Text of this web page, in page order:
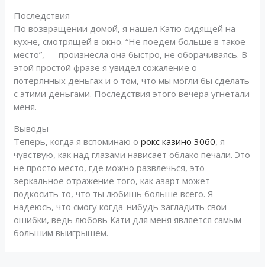
Последствия
По возвращении домой, я нашел Катю сидящей на
кухне, смотрящей в окно. “Не поедем больше в такое
место”, — произнесла она быстро, не оборачиваясь. В
этой простой фразе я увидел сожаление о
потерянных деньгах и о том, что мы могли бы сделать
с этими деньгами. Последствия этого вечера угнетали
меня.
Выводы
Теперь, когда я вспоминаю орокс казино 3060, я
чувствую, как над глазами нависает облако печали. Это
не просто место, где можно развлечься, это —
зеркальное отражение того, как азарт может
подкосить то, что ты любишь больше всего. Я
надеюсь, что смогу когда-нибудь загладить свои
ошибки, ведь любовь Кати для меня является самым
большим выигрышем.